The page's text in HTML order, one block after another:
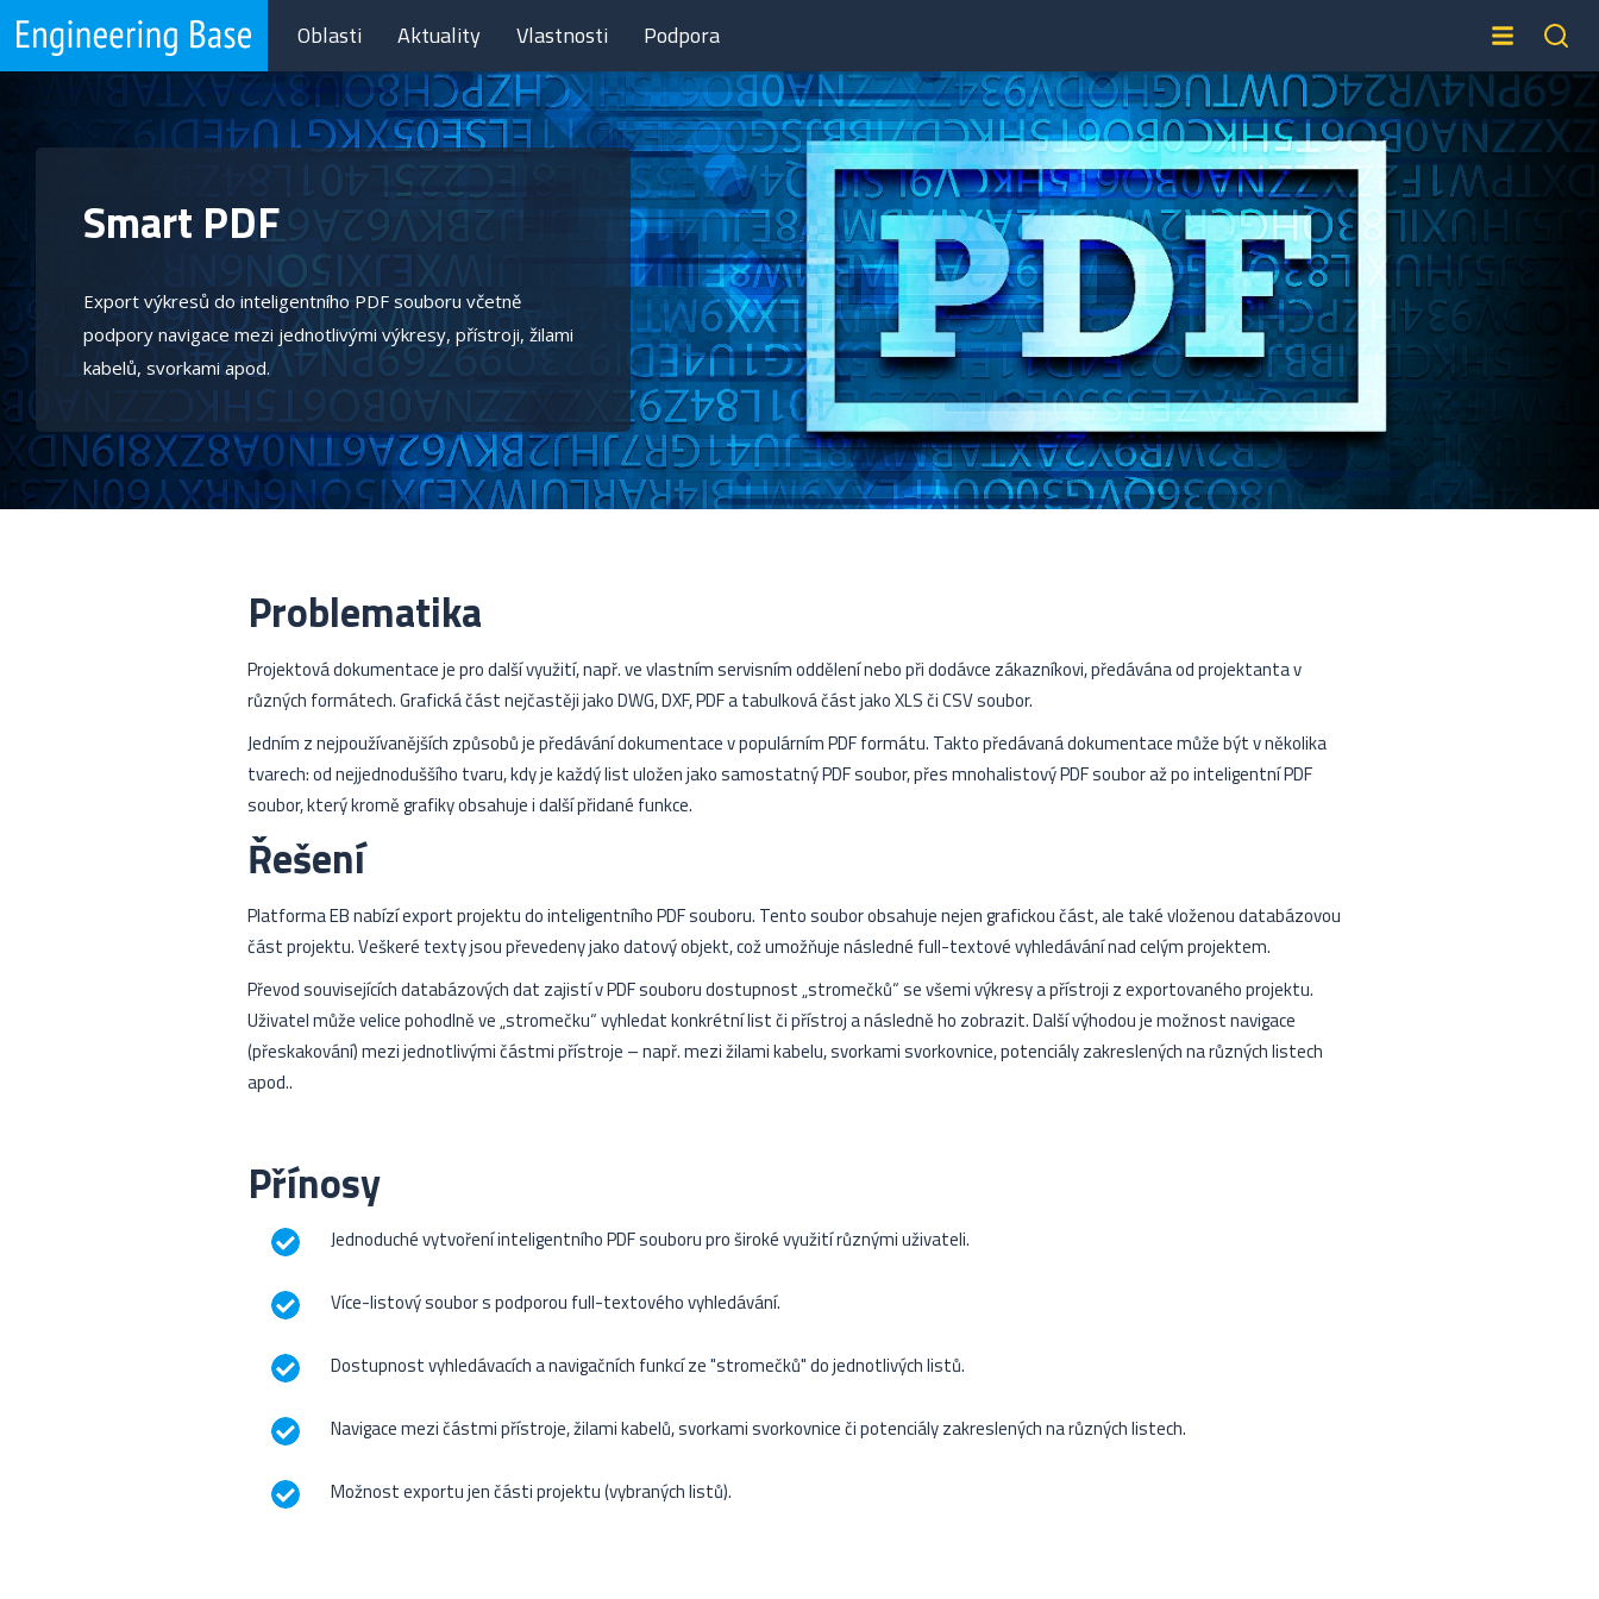
Oblasti Aktuality Vlastnosti Podpora
Smart PDF
Export výkresů do inteligentního PDF souboru včetně
podpory navigace mezi jednotlivými výkresy, přístroji, žilami
kabelů, svorkami apod.
Problematika
Projektová dokumentace je pro další využití, např. ve vlastním servisním oddělení nebo při dodávce zákazníkovi, předávána od projektanta v
různých formátech. Grafická část nejčastěji jako DWG, DXF, PDF a tabulková část jako XLS či CSV soubor.
Jedním z nejpoužívanějších způsobů je předávání dokumentace v populárním PDF formátu. Takto předávaná dokumentace může být v několika
tvarech: od nejjednoduššího tvaru, kdy je každý list uložen jako samostatný PDF soubor, přes mnohalistový PDF soubor až po inteligentní PDF
soubor, který kromě grafiky obsahuje i další přidané funkce.
Řešení
Platforma EB nabízí export projektu do inteligentního PDF souboru. Tento soubor obsahuje nejen grafickou část, ale také vloženou databázovou
část projektu. Veškeré texty jsou převedeny jako datový objekt, což umožňuje následné full-textové vyhledávání nad celým projektem.
Převod souvisejících databázových dat zajistí v PDF souboru dostupnost „stromečků“ se všemi výkresy a přístroji z exportovaného projektu.
Uživatel může velice pohodlně ve „stromečku“ vyhledat konkrétní list či přístroj a následně ho zobrazit. Další výhodou je možnost navigace
(přeskakování) mezi jednotlivými částmi přístroje – např. mezi žilami kabelu, svorkami svorkovnice, potenciály zakreslených na různých listech
apod..
Přínosy
Jednoduché vytvoření inteligentního PDF souboru pro široké využití různými uživateli.
Více-listový soubor s podporou full-textového vyhledávání.
Dostupnost vyhledávacích a navigačních funkcí ze "stromečků" do jednotlivých listů.
Navigace mezi částmi přístroje, žilami kabelů, svorkami svorkovnice či potenciály zakreslených na různých listech.
Možnost exportu jen části projektu (vybraných listů).